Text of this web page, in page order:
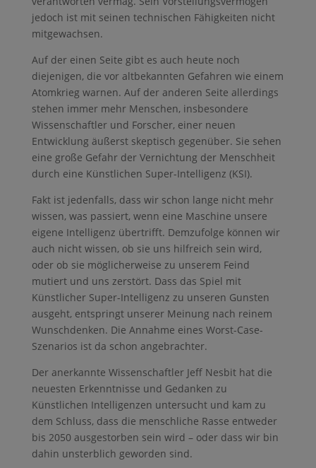
jedoch ist mit seinen technischen Fähigkeiten nicht
mitgewachsen.
Auf der einen Seite gibt es auch heute noch
diejenigen, die vor altbekannten Gefahren wie einem
Atomkrieg warnen. Auf der anderen Seite allerdings
stehen immer mehr Menschen, insbesondere
Wissenschaftler und Forscher, einer neuen
Entwicklung äußerst skeptisch gegenüber. Sie sehen
eine große Gefahr der Vernichtung der Menschheit
durch eine Künstlichen Super-Intelligenz (KSI).
Fakt ist jedenfalls, dass wir schon lange nicht mehr
wissen, was passiert, wenn eine Maschine unsere
eigene Intelligenz übertrifft. Demzufolge können wir
auch nicht wissen, ob sie uns hilfreich sein wird,
oder ob sie möglicherweise zu unserem Feind
mutiert und uns zerstört. Dass das Spiel mit
Künstlicher Super-Intelligenz zu unseren Gunsten
ausgeht, entspringt unserer Meinung nach reinem
Wunschdenken. Die Annahme eines Worst-Case-
Szenarios ist da schon angebrachter.
Der anerkannte Wissenschaftler Jeff Nesbit hat die
neuesten Erkenntnisse und Gedanken zu
Künstlichen Intelligenzen untersucht und kam zu
dem Schluss, dass die menschliche Rasse entweder
bis 2050 ausgestorben sein wird – oder dass wir bin
dahin unsterblich geworden sind.